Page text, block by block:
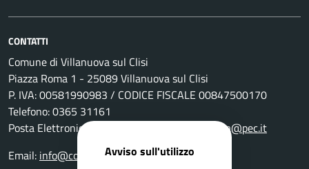
CONTATTI
Comune di Villanuova sul Clisi
Piazza Roma 1 - 25089 Villanuova sul Clisi
P. IVA: 00581990983 / CODICE FISCALE 00847500170
Telefono: 0365 31161
Posta Elettronica Certificata:
comunevillanuova@pec.it
Email: info@comune.villanuova-sul-clisi.bs.it
Avviso sull'utilizzo